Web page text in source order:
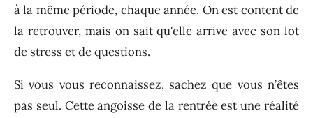
à la même période, chaque année. On est content de
la retrouver, mais on sait qu'elle arrive avec son lot
de stress et de questions.
Si vous vous reconnaissez, sachez que vous n’êtes
pas seul. Cette angoisse de la rentrée est une réalité